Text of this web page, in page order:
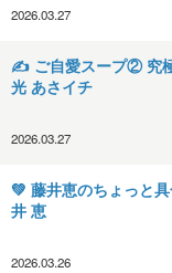
2026.03.27
✍️ ご自愛スープ② 究
光 あさイチ
2026.03.27
💚 藤井恵のちょっと
井 恵
2026.03.26